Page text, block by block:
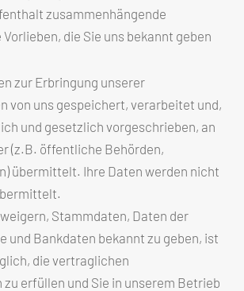
zusammenhängende
die Sie uns bekannt geben
zur Erbringung unserer
von uns gespeichert, verarbeitet und,
und gesetzlich vorgeschrieben, an
(z.B. öffentliche Behörden,
übermittelt. Ihre Daten werden nicht
Stammdaten, Daten der
und Bankdaten bekannt zu geben, ist
die vertraglichen
erfüllen und Sie in unserem Betrieb